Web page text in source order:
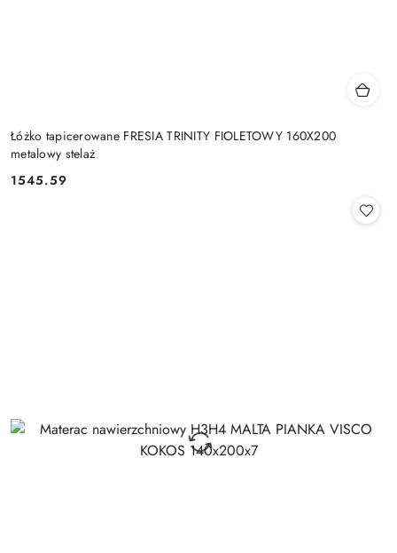
Łóżko tapicerowane FRESIA TRINITY FIOLETOWY 160X200
metalowy stelaż
Cena:
1545.59